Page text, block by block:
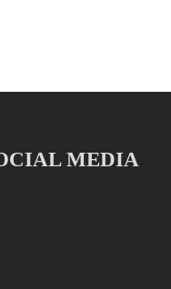
MEDIA